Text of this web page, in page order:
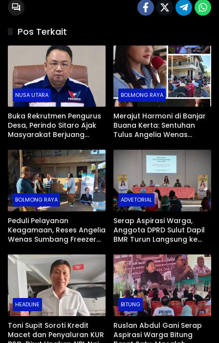
Pos Terkait
NUSA UTARA
Buka Rekrutmen Pengurus
Desa, Perindo Sitaro Ajak
Masyarakat Berjuang
Daerah
BOLMONG RAYA
Merajut Harmoni di Banjar
Buana Kerta: Sentuhan
Tulus Angelia Wenas
Mopugad
BOLMONG RAYA
Peduli Pelayanan
Keagamaan, Reses Angelia
Wenas Sumbang Freezer
di Mopugad Bolmong
ADVETORIAL
Serap Aspirasi Warga,
Anggota DPRD Sulut Dapil
BMR Turun Langsung ke
HEADLINE
Toni Supit Soroti Kredit
Macet dan Penyaluran KUR
BITUNG
Ruslan Abdul Gani Serap
Aspirasi Warga Bitung